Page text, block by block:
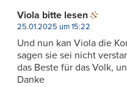
Viola bitte lesen
25.01.2025 um 15:22
Und nun kan Viola die
sagen sie sei nicht
das Beste für das Volk,
Danke